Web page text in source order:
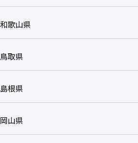
和歌山県
鳥取県
島根県
岡山県